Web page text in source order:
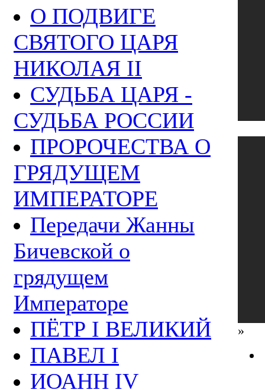
О ПОДВИГЕ
СВЯТОГО ЦАРЯ
НИКОЛАЯ II
СУДЬБА ЦАРЯ -
СУДЬБА РОССИИ
ПРОРОЧЕСТВА О
ГРЯДУЩЕМ
ИМПЕРАТОРЕ
Передачи Жанны
Бичевской о
грядущем
Императоре
ПЁТР I ВЕЛИКИЙ
ПАВЕЛ I
ИОАНН IV
»